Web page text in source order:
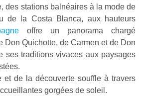
des stations balnéaires à la mode de
de la Costa Blanca, aux hauteurs
offre un panorama chargé
Don Quichotte, de Carmen et de Don
ses traditions vivaces aux paysages
et de la découverte souffle à travers
gorgées de soleil.